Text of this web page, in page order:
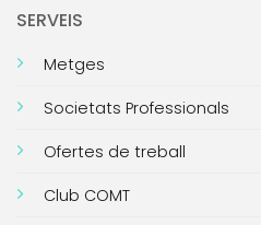
SERVEIS
Metges
Societats Professionals
Ofertes de treball
Club COMT